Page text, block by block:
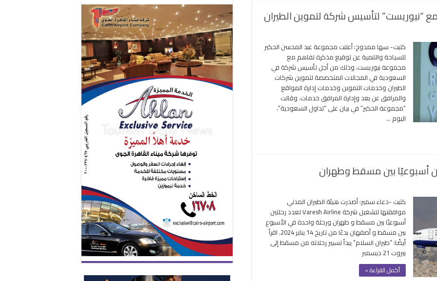
مغلقة “نيوريست” لتأسيس شركة لتموين الطيران
مع
كتبت- سها ممدوح: أعلنت مجموعة عبد المحسن الحكير
للسياحة والتنمية عن توقيع مذكرة تفاهم مع
مجموعة نيوريست، وذلك من أجل تأسيس شركة في
السعودية في المجالات المتخصصة لتموين شركات
الطيران وخدمات التموين وخدمات إدارة المواقع
والمرافق عن بعد وإدارة المرافق خدمات. وقالت
“مجموعة الحكير” في بيان على “تداول السعودية”،
اليوم …
كتبت -دعاء سمير: أصدرت هيئة الطيران المدني
موافقتها لتشغيل شركة Varesh Airline لعدد رحلتين
أسبوعيًا بين مسقط و طهران ورحلة واحدة في الأسبوع
بين مسقط و أصفهان بدءًا من تاريخ 14 يناير 2024. اقرأ
أيضًا: “طيران السلام” يبدأ تسيير رحلاته من مسقط إلى
بيروت 21 ديسمبر
أكمل القراءة »